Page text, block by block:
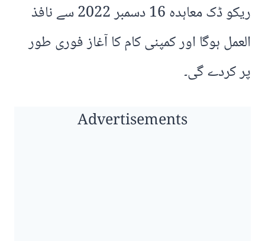
ریکو ڈک معاہدہ 16 دسمبر 2022 سے نافذ
العمل ہوگا اور کمپنی کام کا آغاز فوری طور
پر کردے گی۔
Advertisements